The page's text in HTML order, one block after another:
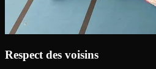
Respect des voisins